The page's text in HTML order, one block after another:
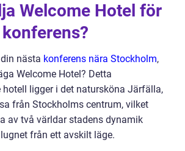
Welcome Hotel för
nästa konferens nära Stockholm,
Welcome Hotel? Detta
hotell ligger i det natursköna Järfälla,
från Stockholms centrum, vilket
av två världar stadens dynamik
från ett avskilt läge.